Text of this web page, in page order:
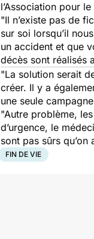
l’Association pour
"Il n’existe pas de
sur soi lorsqu’il
un accident et que
décès sont réalisés
"La solution serait
créer. Il y a
une seule
"Autre problème,
d’urgence, le
sont pas sûrs
FIN DE VIE